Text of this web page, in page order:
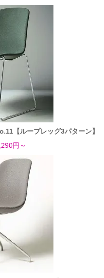
【ループレッグ3パターン】
円～